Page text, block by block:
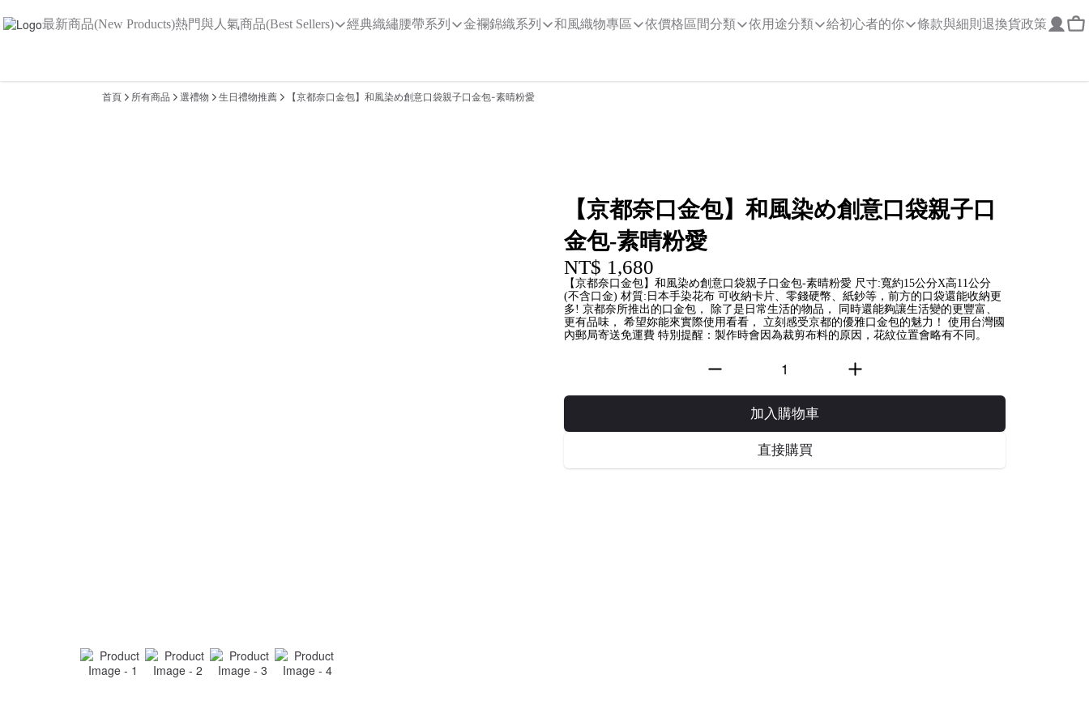
最新商品(New Products)熱門與人氣商品(Best Sellers) 經典織繡腰帶系列 金襴錦織系列 和風織物專區 依價格區間分類 依用途分類 給初心者的你 條款與細則 退換貨政策
首頁 所有商品 選禮物 生日禮物推薦 【京都奈口金包】和風染め創意口袋親子口金包-素晴粉愛
【京都奈口金包】和風染め創意口袋親子口
金包-素晴粉愛
NT$ 1,680
【京都奈口金包】和風染め創意口袋親子口金包-素晴粉愛 尺寸:寬約15公分X高11公分
(不含口金) 材質:日本手染花布 可收納卡片、零錢硬幣、紙鈔等，前方的口袋還能收納更
多! 京都奈所推出的口金包， 除了是日常生活的物品， 同時還能夠讓生活變的更豐富、
更有品味， 希望妳能來實際使用看看， 立刻感受京都的優雅口金包的魅力！ 使用台灣國
內郵局寄送免運費 特別提醒：製作時會因為裁剪布料的原因，花紋位置會略有不同。
加入購物車
直接購買